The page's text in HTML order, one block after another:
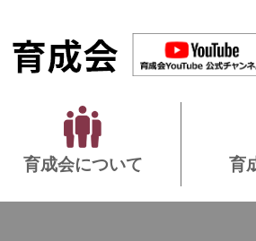
育成会について 育